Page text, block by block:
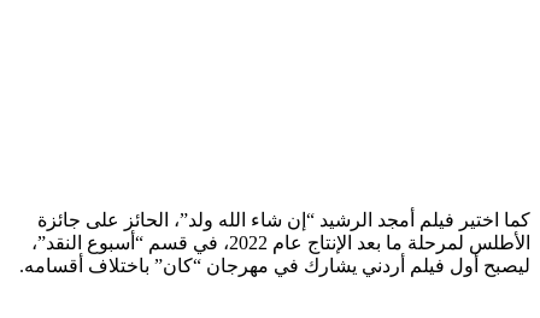
كما اختير فيلم أمجد الرشيد “إن شاء الله ولد”، الحائز على جائزة
الأطلس لمرحلة ما بعد الإنتاج عام 2022، في قسم “أسبوع النقد”،
ليصبح أول فيلم أردني يشارك في مهرجان “كان” باختلاف أقسامه.